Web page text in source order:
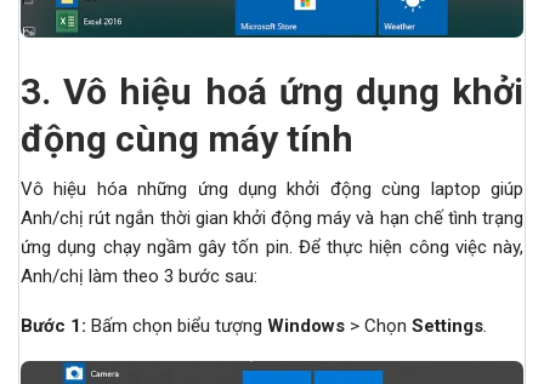
3.Vô hiệu hoá ứng dụng khởi
động cùng máy tính
Vô hiệu hóa những ứng dụng khởi động cùng laptop giúp
Anh/chị rút ngắn thời gian khởi động máy và hạn chế tình trạng
ứng dụng chạy ngầm gây tốn pin. Để thực hiện công việc này,
Anh/chị làm theo 3 bước sau:
Bước 1: Bấm chọn biểu tượng Windows > Chọn Settings.